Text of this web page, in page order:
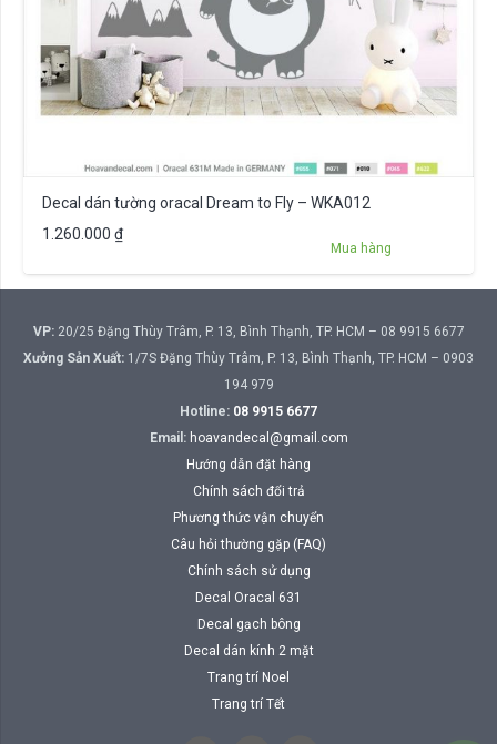
Decal dán tường oracal Dream to Fly – WKA012
1.260.000 ₫
Mua hàng
VP:20/25 Đặng Thùy Trâm, P. 13, Bình Thạnh, TP. HCM – 08 9915 6677
Xưởng Sản Xuất: 1/7S Đặng Thùy Trâm, P. 13, Bình Thạnh, TP. HCM – 0903
194 979
Hotline: 08 9915 6677
Email: hoavandecal@gmail.com
Hướng dẫn đặt hàng
Chính sách đổi trả
Phương thức vận chuyển
Câu hỏi thường gặp (FAQ)
Chính sách sử dụng
Decal Oracal 631
Decal gạch bông
Decal dán kính 2 mặt
Trang trí Noel
Trang trí Tết